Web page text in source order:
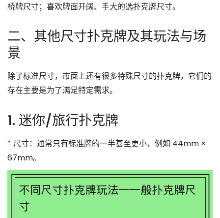
桥牌尺寸；喜欢牌面开阔、手大的选扑克牌尺寸。
二、其他尺寸扑克牌及其玩法与场
景
除了标准尺寸，市面上还有很多特殊尺寸的扑克牌，它们的
存在主要是为了满足特定需求。
1. 迷你/旅行扑克牌
* 尺寸：通常只有标准牌的一半甚至更小，例如 44mm ×
67mm。